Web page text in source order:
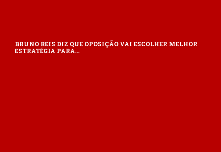
BRUNO REIS DIZ QUE OPOSIÇÃO VAI ESCOLHER MELHOR
ESTRATÉGIA PARA…